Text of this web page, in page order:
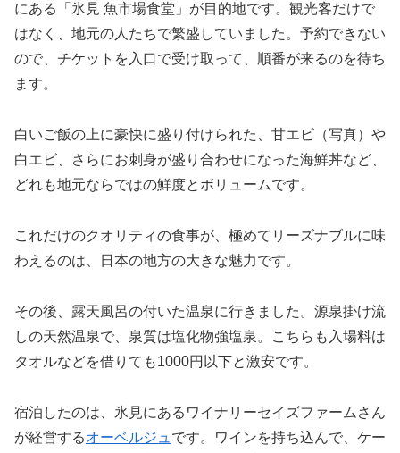
にある「氷見 魚市場食堂」が目的地です。観光客だけで
はなく、地元の人たちで繁盛していました。予約できない
ので、チケットを入口で受け取って、順番が来るのを待ち
ます。
白いご飯の上に豪快に盛り付けられた、甘エビ（写真）や
白エビ、さらにお刺身が盛り合わせになった海鮮丼など、
どれも地元ならではの鮮度とボリュームです。
これだけのクオリティの食事が、極めてリーズナブルに味
わえるのは、日本の地方の大きな魅力です。
その後、露天風呂の付いた温泉に行きました。源泉掛け流
しの天然温泉で、泉質は塩化物強塩泉。こちらも入場料は
タオルなどを借りても1000円以下と激安です。
宿泊したのは、氷見にあるワイナリーセイズファームさん
が経営するオーベルジュ です。ワインを持ち込んで、ケー